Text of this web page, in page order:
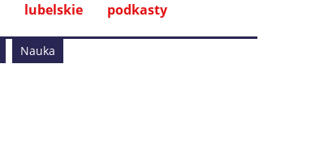
lubelskie podkasty
Nauka